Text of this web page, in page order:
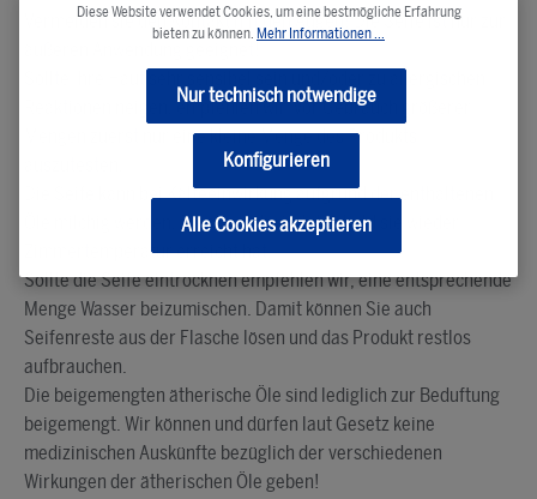
Vermeiden sie den Kontakt mit den Augen! Die Seife ist nur zur
Reaktionen neigen, empfehlen wir vor Gebrauch größerer
Mengen zuerst nur eine kleine Menge des Produkts
Die Seife kann bei Kälteeinwirkung aufgrund der enthaltenen
Öle milchig werden. Dies verschwindet sobald sie wieder
Zimmertemperatur erreicht hat.
Sollte die Seife eintrocknen empfehlen wir, eine entsprechende
Menge Wasser beizumischen. Damit können Sie auch
Seifenreste aus der Flasche lösen und das Produkt restlos
aufbrauchen.
Die beigemengten ätherische Öle sind lediglich zur Beduftung
beigemengt. Wir können und dürfen laut Gesetz keine
medizinischen Auskünfte bezüglich der verschiedenen
Wirkungen der ätherischen Öle geben!
Diese Website verwendet Cookies, um eine bestmögliche Erfahrung
bieten zu können. Mehr Informationen ...
Nur technisch notwendige
Konfigurieren
Alle Cookies akzeptieren